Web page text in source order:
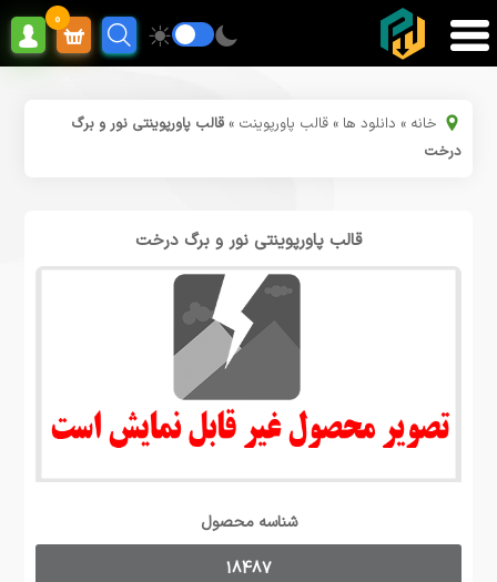
0
خانه » دانلود ها »قالب پاورپوینت »قالب پاورپوینتی نور و برگ
درخت
قالب پاورپوینتی نور و برگ درخت
شناسه محصول
18487